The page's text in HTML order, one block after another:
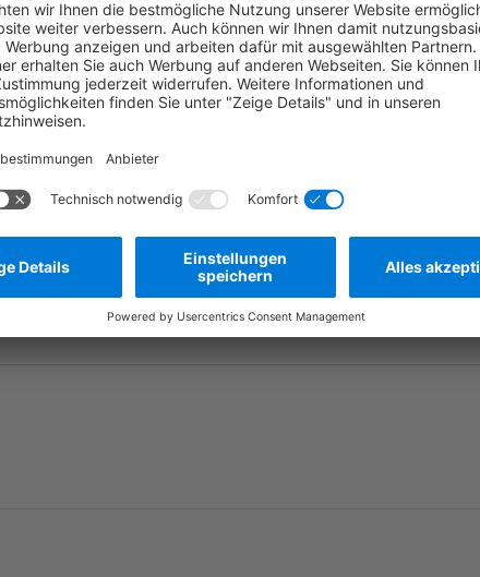
Frage stellen
Zum Merkzettel hinzufügen
Herstellernummer:MBT0082